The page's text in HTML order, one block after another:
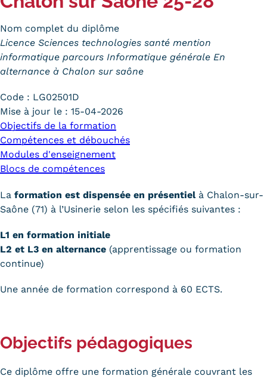
OFFRE EN BFC
OFFRE NATIONALE
Catalogue national
Équivalences, passerelles et
suites de parcours
Modalités d'enseignement
Formation en présentiel
Alternance
Enseignement à distance
l'Expérience (VAE)
supérieures (VES)
Validation des acquis
Nom complet du diplôme
Licence Sciences technologies santé mention
informatique parcours Informatique générale En
alternance à Chalon sur saône
Code : LG02501D
Mise à jour le : 15-04-2026
Objectifs de la formation
Compétences et débouchés
Modules d'enseignement
Blocs de compétences
La formation est dispensée en présentielà Chalon-sur-
Saône (71) à l’Usinerie selon les spécifiés suivantes :
L1 en formation initiale
L2 et L3 en alternance (apprentissage ou formation
continue)
Une année de formation correspond à 60 ECTS.
Objectifs pédagogiques
Ce diplôme offre une formation générale couvrant les